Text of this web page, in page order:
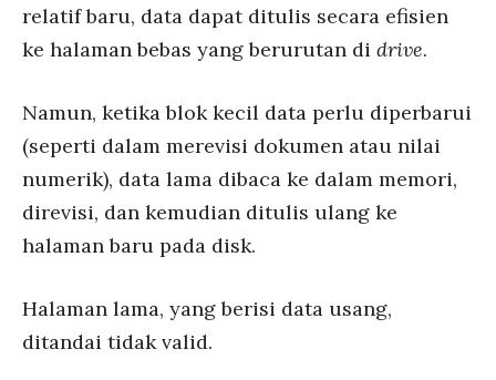
relatif baru, data dapat ditulis secara efisien
ke halaman bebas yang berurutan di drive.
Namun, ketika blok kecil data perlu diperbarui
(seperti dalam merevisi dokumen atau nilai
numerik), data lama dibaca ke dalam memori,
direvisi, dan kemudian ditulis ulang ke
halaman baru pada disk.
Halaman lama, yang berisi data usang,
ditandai tidak valid.